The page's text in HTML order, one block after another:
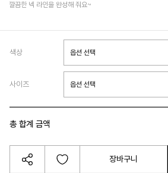
깔끔한 넥 라인을 완성해 줘요~
색상
사이즈
총 합계 금액
장바구니